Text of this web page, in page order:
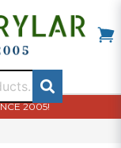
2005!